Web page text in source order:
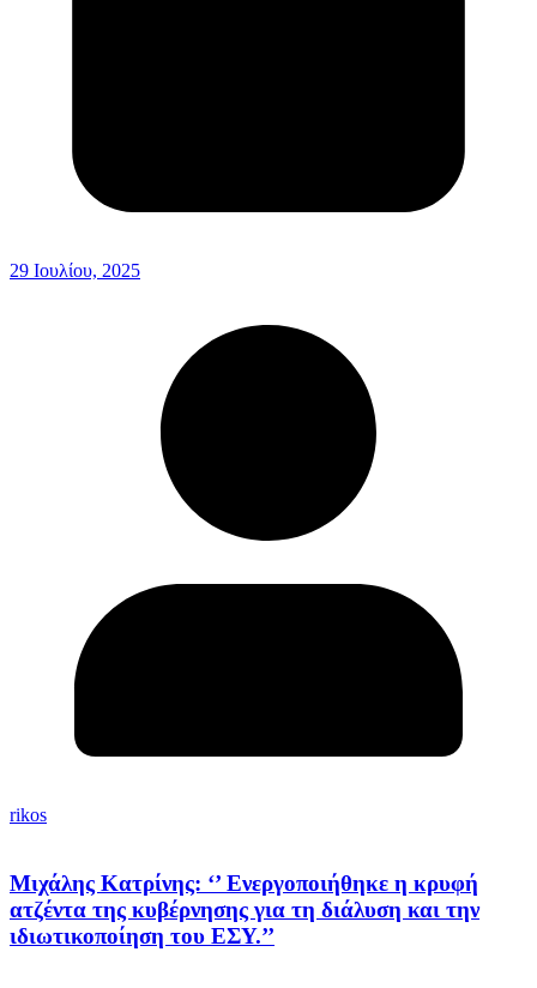
29 Ιουλίου, 2025
rikos
Μιχάλης Κατρίνης: ‘’ Ενεργοποιήθηκε η κρυφή
ατζέντα της κυβέρνησης για τη διάλυση και την
ιδιωτικοποίηση του ΕΣΥ.’’